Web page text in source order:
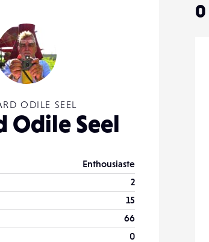
ODILE SEEL
Odile Seel
Enthousiaste
2
15
66
0
0